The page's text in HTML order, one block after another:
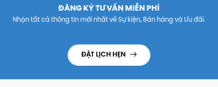
ĐĂNG KÝ TƯ VẤN MIỄN PHÍ
Nhận tất cả thông tin mới nhất về Sự kiện, Bán hàng và Ưu đãi.
ĐẶT LỊCH HẸN